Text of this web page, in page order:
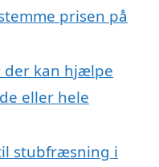
prisen på
der kan hjælpe
eller hele
stubfræsning i